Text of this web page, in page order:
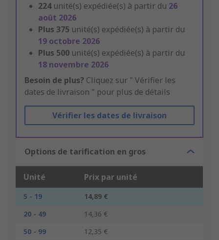
224 unité(s) expédiée(s) à partir du 26
août 2026
Plus 375 unité(s) expédiée(s) à partir du
19 octobre 2026
Plus 500 unité(s) expédiée(s) à partir du
18 novembre 2026
Besoin de plus? Cliquez sur " Vérifier les
dates de livraison " pour plus de détails
Vérifier les dates de livraison
Options de tarification en gros
Unité Prix par unité
5 - 19
14,89 €
20 - 49
14,36 €
50 - 99
12,35 €